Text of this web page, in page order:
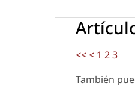
<<< 1 23
También